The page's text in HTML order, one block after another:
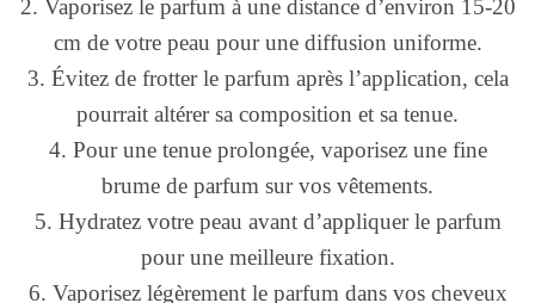
2. Vaporisez le parfum à une distance d’environ 15-20
cm de votre peau pour une diffusion uniforme.
3. Évitez de frotter le parfum après l’application, cela
pourrait altérer sa composition et sa tenue.
4. Pour une tenue prolongée, vaporisez une fine
brume de parfum sur vos vêtements.
5. Hydratez votre peau avant d’appliquer le parfum
pour une meilleure fixation.
6. Vaporisez légèrement le parfum dans vos cheveux